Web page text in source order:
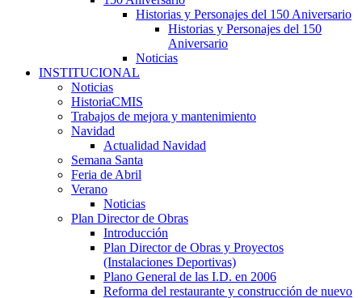
Historias y Personajes del 150 Aniversario
Historias y Personajes del 150
Aniversario
Noticias
INSTITUCIONAL
Noticias
HistoriaCMIS
Trabajos de mejora y mantenimiento
Navidad
Actualidad Navidad
Semana Santa
Feria de Abril
Verano
Noticias
Plan Director de Obras
Introducción
Plan Director de Obras y Proyectos
(Instalaciones Deportivas)
Plano General de las I.D. en 2006
Reforma del restaurante y construcción de nuevo